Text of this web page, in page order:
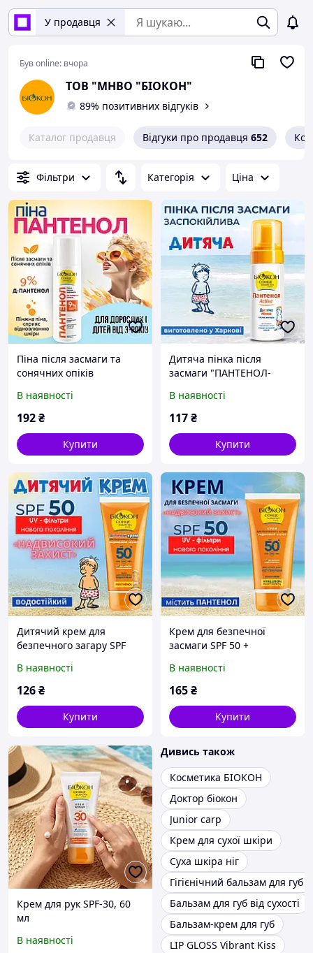
У продавця
Був online: вчора
ТОВ "МНВО "БІОКОН"
89% позитивних відгуків
Каталог продавця Відгуки про продавця 652
Фільтри Категорія Ціна
Піна після засмаги та
сонячних опіків
В наявності
192₴
Купити
Дитяча пінка після
засмаги "ПАНТЕНОЛ-
В наявності
117₴
Купити
Дитячий крем для
безпечного загару SPF
90 мл.
В наявності
126₴
Купити
Крем для безпечної
засмаги SPF 50 +
мл
В наявності
165₴
Купити
Крем для рук SPF-30, 60
мл
В наявності
Дивись також
Косметика БІОКОН
Доктор біокон
Junior carp
Крем для сухої шкіри
Суха шкіра ніг
Гігієнічний бальзам для губ
Бальзам для губ від сухості
Бальзам-крем для губ
LIP GLOSS Vibrant Kiss